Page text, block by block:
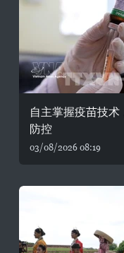
自主掌握疫苗技
防控
03/08/2026 08:19